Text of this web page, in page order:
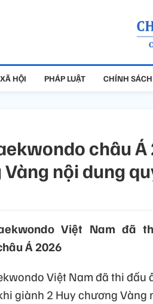
XÃ HỘI PHÁP LUẬT CHÍNH
châu
nội dung
Việt Nam đã
Á 2026
Việt Nam đã thi
giành 2 Huy chương Vàng